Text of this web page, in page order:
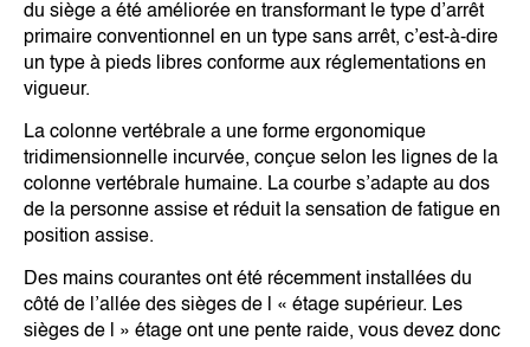
du siège a été améliorée en transformant le type d’arrêt
primaire conventionnel en un type sans arrêt, c’est-à-dire
un type à pieds libres conforme aux réglementations en
vigueur.
La colonne vertébrale a une forme ergonomique
tridimensionnelle incurvée, conçue selon les lignes de la
colonne vertébrale humaine. La courbe s’adapte au dos
de la personne assise et réduit la sensation de fatigue en
position assise.
Des mains courantes ont été récemment installées du
côté de l’allée des sièges de l « étage supérieur. Les
sièges de l » étage ont une pente raide, vous devez donc